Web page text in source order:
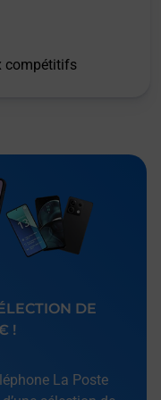
compétitifs
DE
!
La Poste